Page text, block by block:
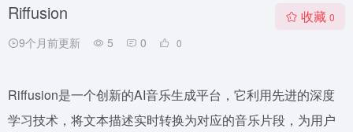
Riffusion
9个月前更新 5 0 0
收藏 0
Riffusion是一个创新的AI音乐生成平台，它利用先进的深度
学习技术，将文本描述实时转换为对应的音乐片段，为用户